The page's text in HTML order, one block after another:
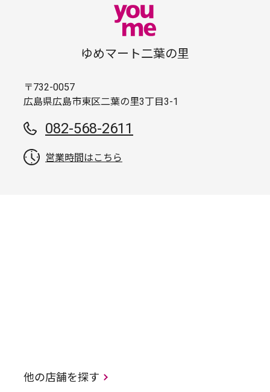
ゆめマート二葉の里
〒732-0057
広島県広島市東区二葉の里3丁目3-1
082-568-2611
営業時間はこちら
他の店舗を探す